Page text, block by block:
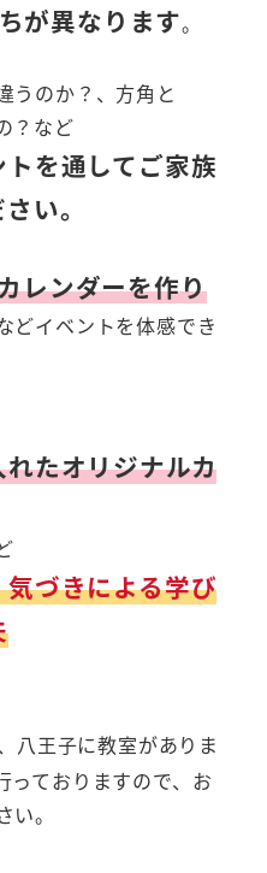
が異なります。
うのか？、方角と
？など
を通してご家族
い。
レンダーを作り
どイベントを体感でき
たオリジナルカ
づきによる学び
八王子に教室がありま
っておりますので、お
。